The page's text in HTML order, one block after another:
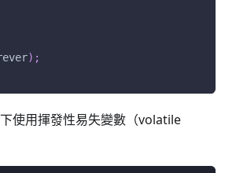
) ;
使用揮發性易失變數（volatile